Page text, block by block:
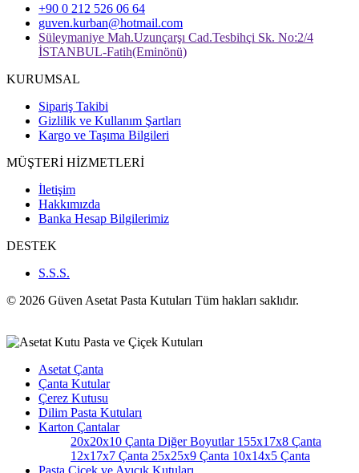
+90 0 212 526 06 64
guven.kurban@hotmail.com
Süleymaniye Mah.Uzunçarşı Cad.Tesbihçi Sk. No:2/4
İSTANBUL-Fatih(Eminönü)
KURUMSAL
Sipariş Takibi
Gizlilik ve Kullanım Şartları
Kargo ve Taşıma Bilgileri
MÜŞTERİ HİZMETLERİ
İletişim
Hakkımızda
Banka Hesap Bilgilerimiz
DESTEK
S.S.S.
© 2026 Güven Asetat Pasta Kutuları Tüm hakları saklıdır.
Asetat Çanta
Çanta Kutular
Çerez Kutusu
Dilim Pasta Kutuları
Karton Çantalar
20x20x10 Çanta Diğer Boyutlar155x17x8 Çanta
12x17x7 Çanta 25x25x9 Çanta 10x14x5 Çanta
Pasta Çiçek ve Ayıcık Kutuları